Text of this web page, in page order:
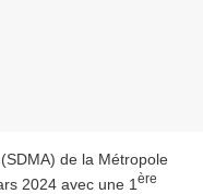
de la Métropole
2024 avec une 1 ère